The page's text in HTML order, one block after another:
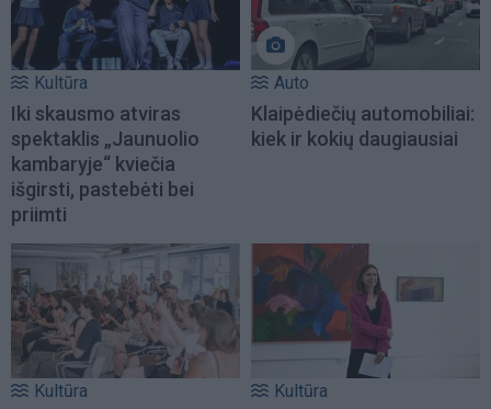
Kultūra
Iki skausmo atviras
spektaklis „Jaunuolio
kambaryje“ kviečia
išgirsti, pastebėti bei
priimti
Auto
Klaipėdiečių automobiliai:
kiek ir kokių daugiausiai
Kultūra Kultūra